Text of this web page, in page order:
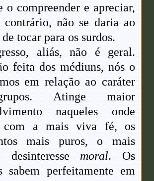
o compreender e apreciar,
contrário, não se daria ao
tocar para os surdos.
aliás, não é geral.
feita dos médiuns, nós o
em relação ao caráter
Atinge maior
naqueles onde
com a mais viva fé, os
mais puros, o mais
desinteresse moral. Os
sabem perfeitamente em